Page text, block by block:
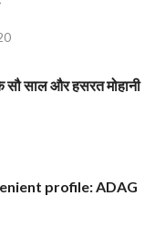
सौ साल और हसरत मोहानी
profile: ADAG